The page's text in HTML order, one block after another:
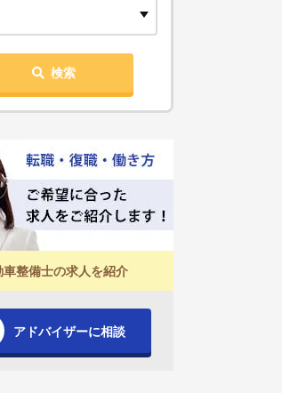
検索
車整備士の求人を紹介
アドバイザーに相談